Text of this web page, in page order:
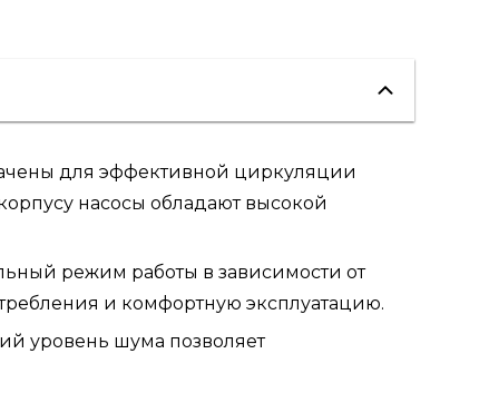
для эффективной циркуляции
насосы обладают высокой
режим работы в зависимости от
и комфортную эксплуатацию.
уровень шума позволяет